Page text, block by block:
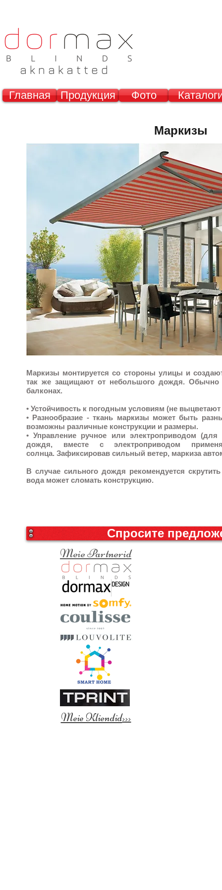
a k n a k a t t e d
Главная Продукция Фото
Маркизы
Маркизы монтируется со стороны улицы и
так же защищают от небольшого дождя. Обычно
балконах.
• Устойчивость к погодным условиям (не
• Разнообразие - ткань маркизы может быть
возможны различные конструкции и размеры.
• Управление ручное или электроприводом
дождя, вместе с электроприводом
солнца. Зафиксировав сильный ветер, маркиза
В случае сильного дождя рекомендуется
вода может сломать конструкцию.
Спросите
Meie Partnerid
Meie Kliendid>>>